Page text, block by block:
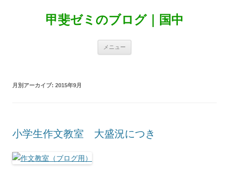
甲斐ゼミのブログ｜国中
メニュー
月別アーカイブ: 2015年9月
小学生作文教室 大盛況につき